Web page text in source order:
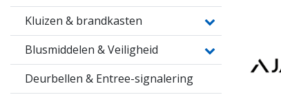
Kluizen & brandkasten
Blusmiddelen & Veiligheid
Deurbellen & Entree-signalering